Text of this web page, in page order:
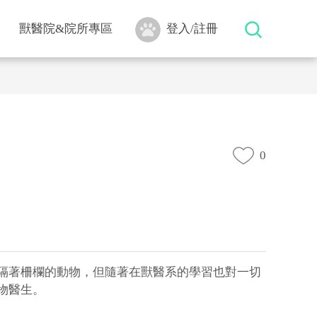
獸醫院&院所專區 登入/註冊
0
柵欄的動物，但隨著在獸醫系的學習也對一切
生。